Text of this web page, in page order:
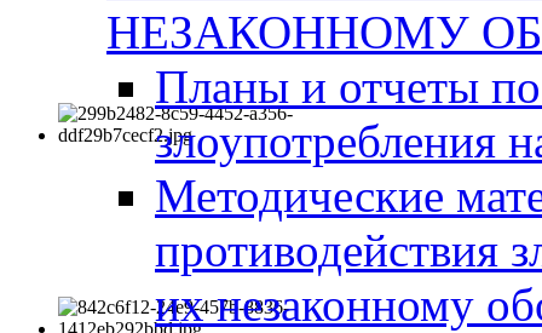
НЕЗАКОННОМУ
Планы и отчеты
злоупотребления
Методические
противодействия
их незаконному